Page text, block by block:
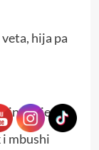
hija pa
e hijen…
i mbushi